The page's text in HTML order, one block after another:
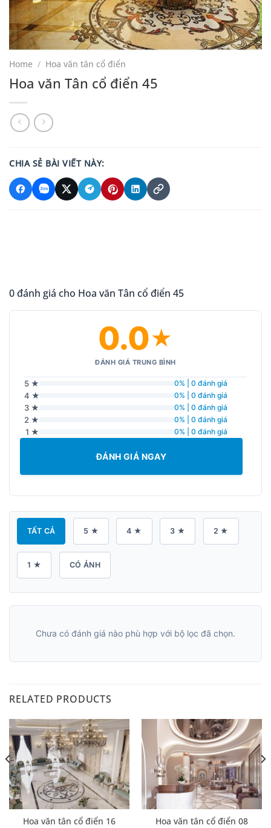
Home / Hoa văn tân cổ điển
Hoa văn Tân cổ điển 45
CHIA SẺ BÀI VIẾT NÀY:
0 đánh giá cho Hoa văn Tân cổ điển 45
0.0★
ĐÁNH GIÁ TRUNG BÌNH
5 ★ 0% | 0 đánh giá
4 ★ 0% | 0 đánh giá
3 ★ 0% | 0 đánh giá
2 ★ 0% | 0 đánh giá
1 ★ 0% | 0 đánh giá
ĐÁNH GIÁ NGAY
TẤT CẢ 5 ★ 4 ★ 3 ★ 2 ★
1 ★ CÓ ẢNH
Chưa có đánh giá nào phù hợp với bộ lọc đã chọn.
RELATED PRODUCTS
Hoa văn tân cổ điển 16 Hoa văn tân cổ điển 08